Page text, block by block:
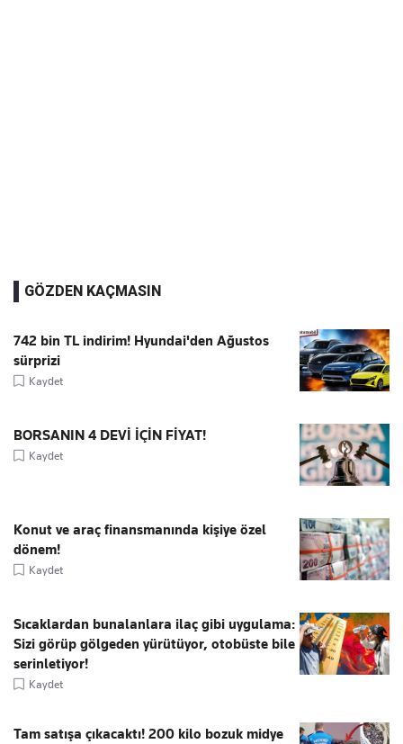
GÖZDEN KAÇMASIN
742 bin TL indirim! Hyundai'den Ağustos
sürprizi
Kaydet
BORSANIN 4 DEVİ İÇİN FİYAT!
Kaydet
Konut ve araç finansmanında kişiye özel
dönem!
Kaydet
Sıcaklardan bunalanlara ilaç gibi uygulama:
Sizi görüp gölgeden yürütüyor, otobüste bile
serinletiyor!
Kaydet
Tam satışa çıkacaktı! 200 kilo bozuk midye